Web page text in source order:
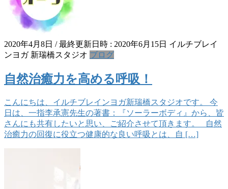
2020年4月8日 / 最終更新日時 : 2020年6月15日 イルチブレイ
ンヨガ 新瑞橋スタジオ ブログ
自然治癒力を高める呼吸！
こんにちは、イルチブレインヨガ新瑞橋スタジオです。 今
日は、一指李承憲先生の著書：『ソーラーボディ』から、皆
さんにも共有したいと思い、ご紹介させて頂きます。 自然
治癒力の回復に役立つ健康的な良い呼吸とは、自 […]